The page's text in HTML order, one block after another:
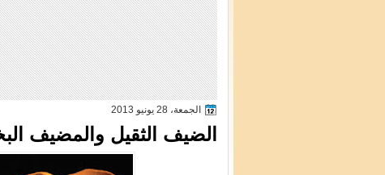
الجمعة، 28 يونيو 2013
الضيف الثقيل والمضيف